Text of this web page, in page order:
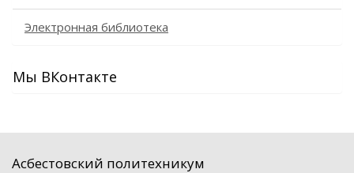
Электронная библиотека
Мы ВКонтакте
Асбестовский политехникум